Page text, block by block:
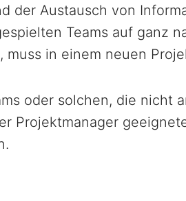
der Austausch von
Teams auf ganz
muss in einem neuen
oder solchen, die nicht
Projektmanager